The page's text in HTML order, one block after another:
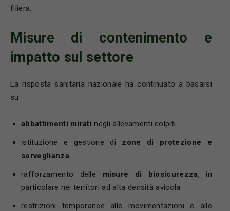
filiera.
Misure di contenimento e
impatto sul settore
La risposta sanitaria nazionale ha continuato a basarsi
su:
abbattimenti mirati negli allevamenti colpiti
istituzione e gestione di zone di protezione e
sorveglianza
rafforzamento delle misure di biosicurezza, in
particolare nei territori ad alta densità avicola
restrizioni temporanee alle movimentazioni e alle